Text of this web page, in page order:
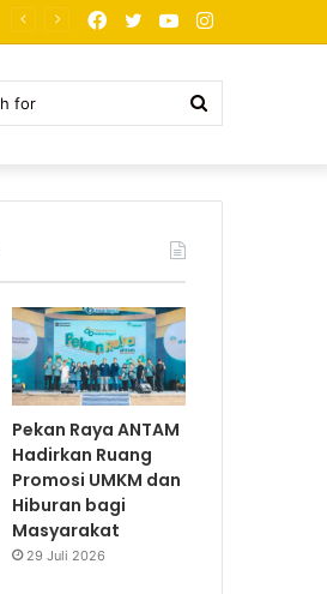
YouTube
Twitter
Facebook
Pekan Raya ANTAM
Hadirkan Ruang
Promosi UMKM dan
Hiburan bagi
Masyarakat
29 Juli 2026